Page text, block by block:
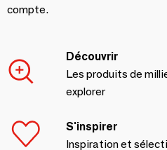
compte.
Découvrir
Les produits de
explorer
S'inspirer
Inspiration et